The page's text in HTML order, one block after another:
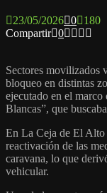
23/05/2026 0
180
Compartir 0
Sectores movilizados
bloqueo en distintas
ejecutado en el
Blancas”, que
En La Ceja de El Alto
reactivación de las
caravana, lo que
vehicular.